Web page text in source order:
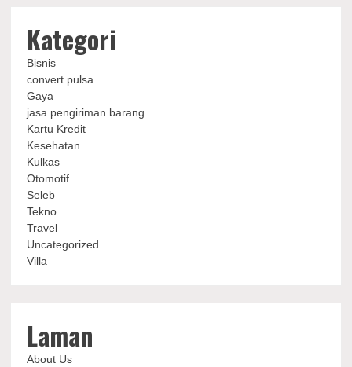
Kategori
Bisnis
convert pulsa
Gaya
jasa pengiriman barang
Kartu Kredit
Kesehatan
Kulkas
Otomotif
Seleb
Tekno
Travel
Uncategorized
Villa
Laman
About Us